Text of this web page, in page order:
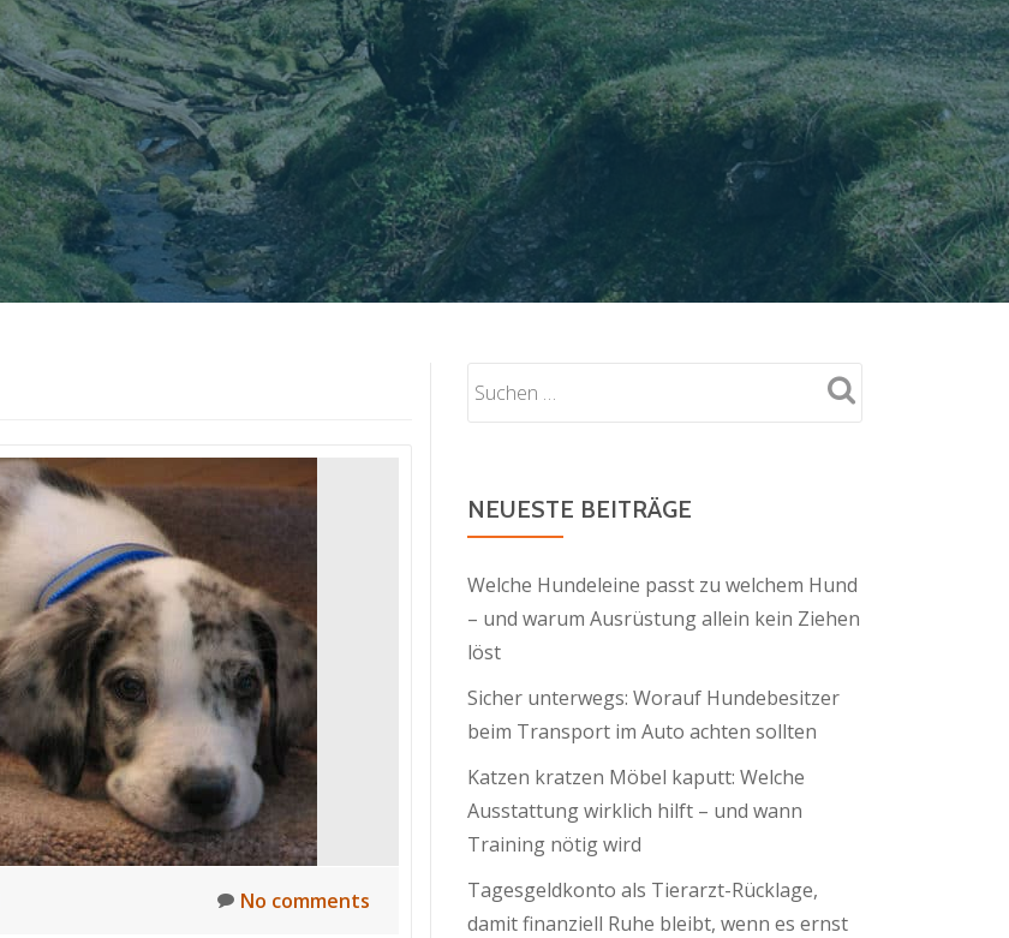
No comments
NEUESTE BEITRÄGE
Welche Hundeleine passt zu welchem Hund
– und warum Ausrüstung allein kein Ziehen
löst
Sicher unterwegs: Worauf Hundebesitzer
beim Transport im Auto achten sollten
Katzen kratzen Möbel kaputt: Welche
Ausstattung wirklich hilft – und wann
Training nötig wird
Tagesgeldkonto als Tierarzt-Rücklage,
damit finanziell Ruhe bleibt, wenn es ernst